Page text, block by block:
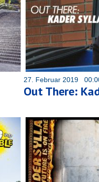
27. Februar 2019
Out There: